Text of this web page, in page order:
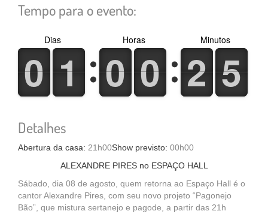
Tempo para o evento:
0
0
0
0 1
1
1
1
Dias
0
0
0
0 0
0
0
0
Horas
2
2
2
2 5
5
5
5
Minutos
Detalhes
Abertura da casa: 21h00Show previsto: 00h00
ALEXANDRE PIRES no ESPAÇO HALL
Sábado, dia 08 de agosto, quem retorna ao Espaço Hall é o
cantor Alexandre Pires, com seu novo projeto “Pagonejo
Bão”, que mistura sertanejo e pagode, a partir das 21h